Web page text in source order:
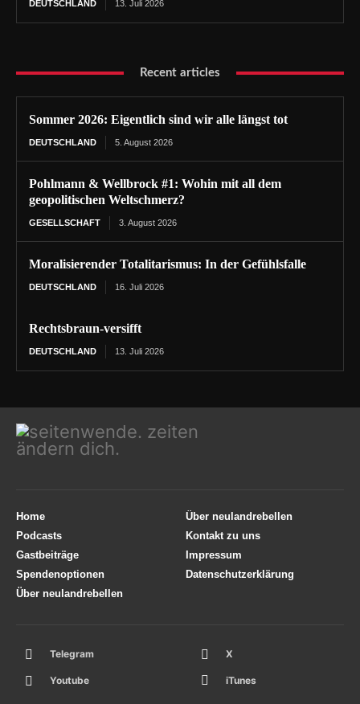
DEUTSCHLAND 13. Juli 2026
Recent articles
Sommer 2026: Eigentlich sind wir alle längst tot
DEUTSCHLAND 5. August 2026
Pohlmann & Wellbrock #1: Wohin mit all dem
geopolitischen Weltschmerz?
GESELLSCHAFT 3. August 2026
Moralisierender Totalitarismus: In der Gefühlsfalle
DEUTSCHLAND 16. Juli 2026
Rechtsbraun-versifft
DEUTSCHLAND 13. Juli 2026
Home
Podcasts
Gastbeiträge
Spendenoptionen
Über neulandrebellen
Über neulandrebellen
Kontakt zu uns
Impressum
Datenschutzerklärung
Telegram X
Youtube iTunes